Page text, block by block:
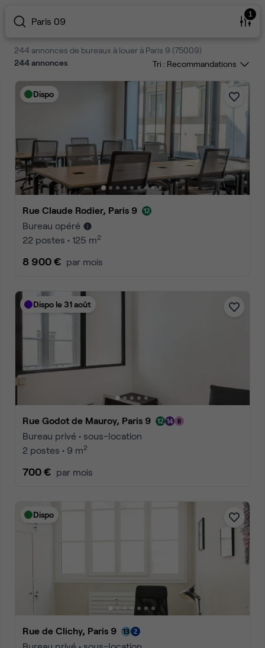
Paris 09
1
244 annonces de bureaux à louer à Paris 9 (75009)
244annonces Tri :
Dispo
Rue Claude Rodier, Paris 9
Bureau opéré
22 postes • 125 m2
8 900 € par mois
Dispo le 31 août
Rue Godot de Mauroy, Paris 9
Bureau privé • sous-location
2 postes • 9 m2
700 € par mois
Dispo
Rue de Clichy, Paris 9